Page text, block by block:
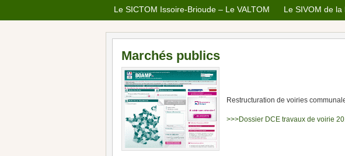
Le SICTOM Issoire-Brioude – Le VALTOM Le SIVOM de la
Marchés publics
Restructuration de voiries
>>>Dossier DCE travaux de voirie